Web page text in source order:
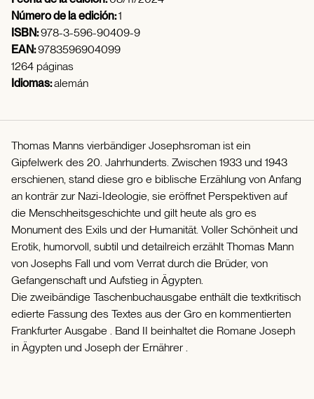
Número de la edición:1
ISBN:978-3-596-90409-9
EAN:9783596904099
1264 páginas
Idiomas:alemán
Thomas Manns vierbändiger Josephsroman ist ein
Gipfelwerk des 20. Jahrhunderts. Zwischen 1933 und 1943
erschienen, stand diese gro e biblische Erzählung von Anfang
an konträr zur Nazi-Ideologie, sie eröffnet Perspektiven auf
die Menschheitsgeschichte und gilt heute als gro es
Monument des Exils und der Humanität. Voller Schönheit und
Erotik, humorvoll, subtil und detailreich erzählt Thomas Mann
von Josephs Fall und vom Verrat durch die Brüder, von
Gefangenschaft und Aufstieg in Ägypten.
Die zweibändige Taschenbuchausgabe enthält die textkritisch
edierte Fassung des Textes aus der Gro en kommentierten
Frankfurter Ausgabe . Band II beinhaltet die Romane Joseph
in Ägypten und Joseph der Ernährer .